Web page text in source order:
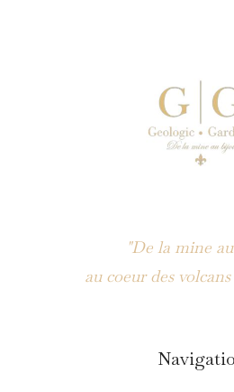
"De la mine
au coeur des